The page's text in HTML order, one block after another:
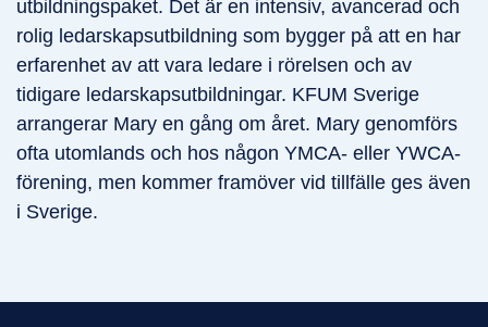
utbildningspaket. Det är en intensiv, avancerad och
rolig ledarskapsutbildning som bygger på att en har
erfarenhet av att vara ledare i rörelsen och av
tidigare ledarskapsutbildningar. KFUM Sverige
arrangerar Mary en gång om året. Mary genomförs
ofta utomlands och hos någon YMCA- eller YWCA-
förening, men kommer framöver vid tillfälle ges även
i Sverige.